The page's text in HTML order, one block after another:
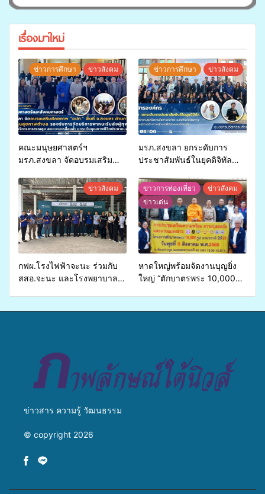
เรื่องมาใหม่
ข่าวการศึกษา ข่าวสังคม
คณะมนุษยศาสตร์ฯ
มรภ.สงขลา จัดอบรมเสริม
จ่ายงบกองทุนสุขภาพตำบล
รองรับการจัดบริการพาหนะรับ
ส่งผู้ทุพพลภาพเพื่อเข้ารับ
บริการสาธารณสุข ลดความ
เหลื่อมล้ำ ยกระดับคุณภาพ
ชีวิตประชาชนอย่างยั่งยืน
ข่าวการศึกษา ข่าวสังคม
มรภ.สงขลา ยกระดับการ
ประชาสัมพันธ์ในยุคดิจิทัล
ข่ายสื่อสารองค์กร ระดมสมอง
วางแนวทางการทำงาน ปูทาง
สู่การสร้างภาพลักษณ์ที่ดีของ
มหาวิทยาลัย
ข่าวสังคม
กฟผ.โรงไฟฟ้าจะนะ ร่วมกับ
สสอ.จะนะ และโรงพยาบาล
ข่าวการท่องเที่ยว
ข่าวสังคม
ข่าวเด่น
หาดใหญ่พร้อมจัดงานบุญยิ่ง
ใหญ่ “ตักบาตรพระ 10,000
ข่าวสาร ความรู้ วัฒนธรรม
© copyright 2026